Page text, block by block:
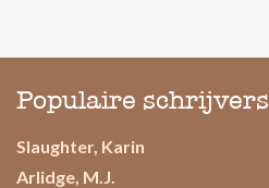
Populaire schrijvers
Slaughter, Karin
Arlidge, M.J.